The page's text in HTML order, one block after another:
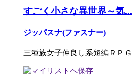
すごく小さな異世界～気...
ジッパスナ(ファスナー)
三種族女子仲良し系短編ＲＰＧ